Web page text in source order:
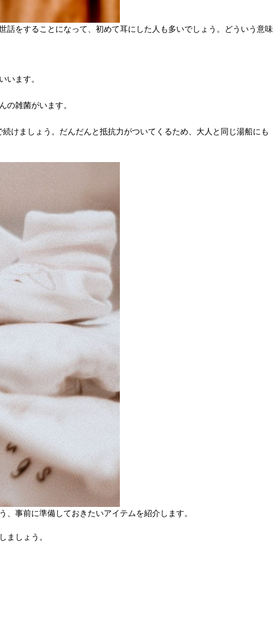
話をすることになって、初めて耳にした人も多いでしょう。どういう意味
います。
の雑菌がいます。
けましょう。だんだんと抵抗力がついてくるため、大人と同じ湯船にも
事前に準備しておきたいアイテムを紹介します。
ましょう。